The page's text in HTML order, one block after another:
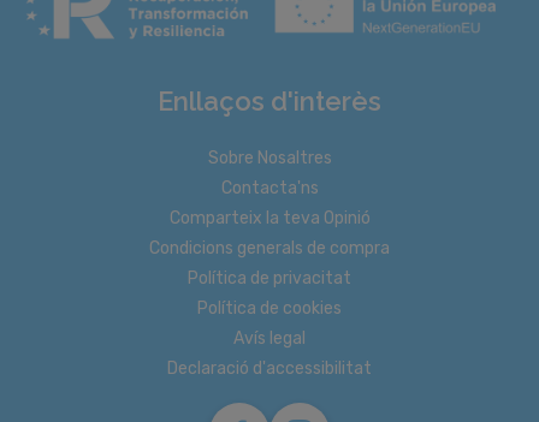
Enllaços d'interès
Sobre Nosaltres
Contacta'ns
Comparteix la teva Opinió
Condicions generals de compra
Política de privacitat
Política de cookies
Avís legal
Declaració d'accessibilitat